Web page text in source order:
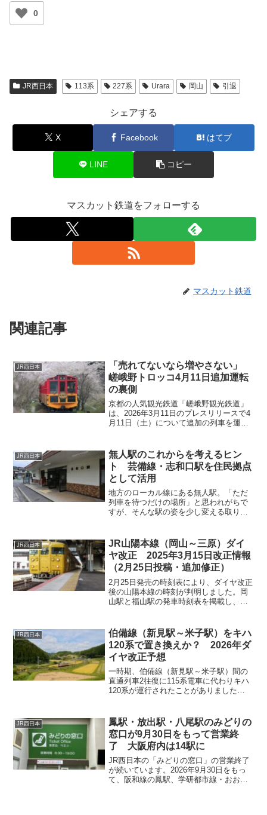
0
JR西日本 113系 227系 Urara 岡山 引退
シェアする
X Facebook はてブ
LINE コピー
マスカット鉄道をフォローする
マスカット鉄道
関連記事
JR西日本
「売れてないなら増やさない」
嵯峨野トロッコ4月11日追加運転
の裏側
京都の人気観光鉄道「嵯峨野観光鉄道」
は、2026年3月11日のプレスリリースで4
月11日（土）について追加の列車を運行
各1本。春の観光シーズンに入ったこの時
期、想定以上の予約状況が背景にあるの
では？と感じさせる動きです。
JR西日本
無人駅のこれからを考えるヒン
ト 芸備線・志和口駅を住民拠点
として活用
地方のローカル線にある無人駅。「ただ
列車を待つだけの場所」と思われがちで
すが、そんな駅の姿を少し変える取り組
を地域住民組織の活動拠点として活用し
ているという点。無人駅の...
JR西日本
JR山陽本線（岡山～三原）ダイ
ヤ改正 2025年3月15日改正情報
（2月25日投稿・追加修正）
2月25日発売の時刻表により、ダイヤ改正
後の山陽本線の時刻が判明しました。岡
山駅と福山駅の発車時刻表を掲載し、変
容を修正および追加した内容となりま
す。山陽本線（岡...
JR西日本
伯備線（新見駅～米子駅）をキハ
120系で置き換えか？ 2026年ダ
イヤ改正予想
一時期、伯備線（新見駅～米子駅）間の
直通列車2往復に115系電車に代わりキハ
120系が運行されたことがありました
区間は岡山県と鳥取県の県境区間であ
り、新見駅～生山駅の間で特に利用者が
少なくなっており2両編成の115系G編成
では、オーバースペックとなっていま
す。
JR西日本
鳳駅・放出駅・八尾駅のみどりの
窓口が9月30日をもって営業終
了 大阪府内は14駅に
JR西日本の「みどりの窓口」の営業終了
が続いています。2026年9月30日をもっ
て、阪和線の鳳駅、学研都市線・おおさ